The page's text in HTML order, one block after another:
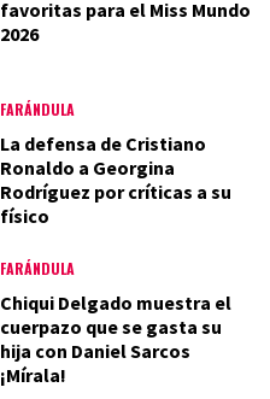
favoritas para el Miss Mundo
2026
FARÁNDULA
La defensa de Cristiano
Ronaldo a Georgina
Rodríguez por críticas a su
físico
FARÁNDULA
Chiqui Delgado muestra el
cuerpazo que se gasta su
hija con Daniel Sarcos
¡Mírala!